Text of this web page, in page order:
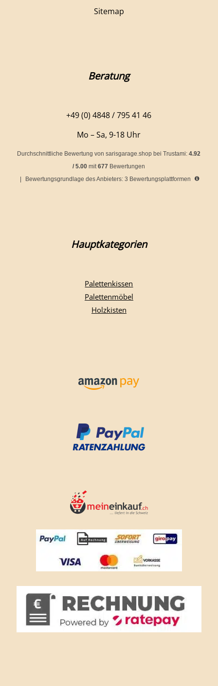
Sitemap
Beratung
+49 (0) 4848 / 795 41 46
Mo – Sa, 9-18 Uhr
Durchschnittliche Bewertung von sarisgarage.shop bei Trustami:4.92
/5.00 mit677 Bewertungen
Bewertungsgrundlage des Anbieters: 3 Bewertungsplattformen
Hauptkategorien
Palettenkissen
Palettenmöbel
Holzkisten